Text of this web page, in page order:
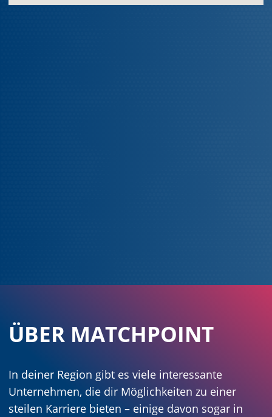
ÜBER MATCHPOINT
In deiner Region gibt es viele interessante
Unternehmen, die dir Möglichkeiten zu einer
steilen Karriere bieten – einige davon sogar in